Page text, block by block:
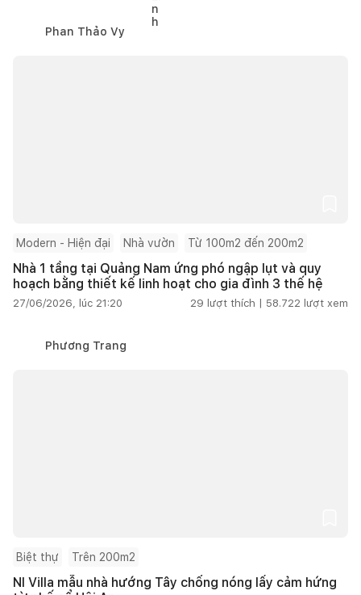
Phan Thảo Vy
Modern - Hiện đại Nhà vườn Từ 100m2 đến 200m2
Nhà 1 tầng tại Quảng Nam ứng phó ngập lụt và quy
hoạch bằng thiết kế linh hoạt cho gia đình 3 thế hệ
27/06/2026, lúc 21:20 29 lượt thích | 58.722 lượt xem
Phương Trang
Biệt thự Trên 200m2
NI Villa mẫu nhà hướng Tây chống nóng lấy cảm hứng